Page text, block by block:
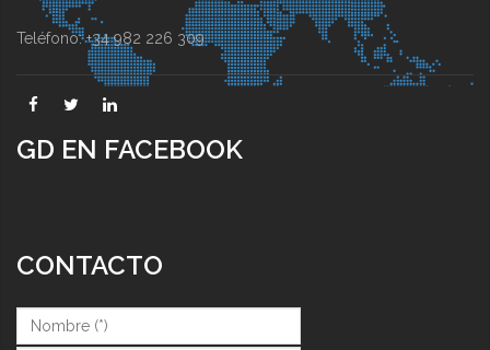
Teléfono: +34 982 226 309
GD EN FACEBOOK
CONTACTO
Nombre (*)*